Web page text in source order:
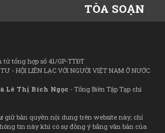
TÒA SOẠN
tổng hợp số 41/GP-TTĐT
- HỘI LIÊN LẠC VỚI NGƯỜI VIỆT NAM Ở NƯỚC
Lê Thị Bích Ngọc - Tổng Biên Tập Tạp chí
giữ bản quyền nội dung trên website này; chỉ
tin này khi có sự đồng ý bằng văn bản của